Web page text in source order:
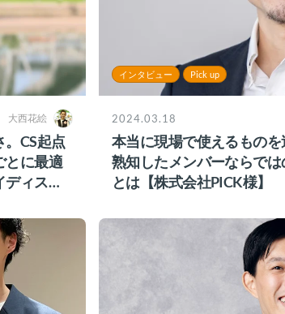
大西花絵
CS起点
とに最適
ィスク
インタビュー Pick up
2024.03.18
本当に現場で使えるもの
熟知したメンバーならで
とは【株式会社PICK様】